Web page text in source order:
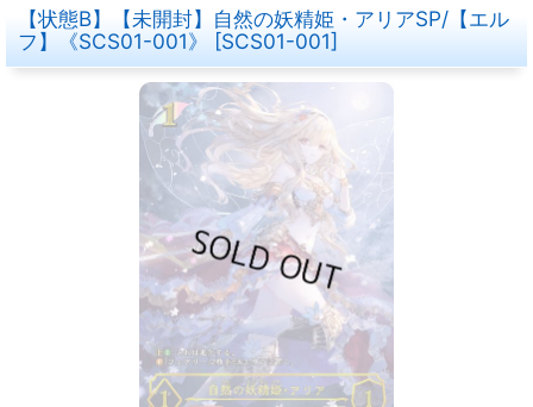
【状態B】【未開封】自然の妖精姫・アリアSP/【エル
フ】《SCS01-001》
[SCS01-001]